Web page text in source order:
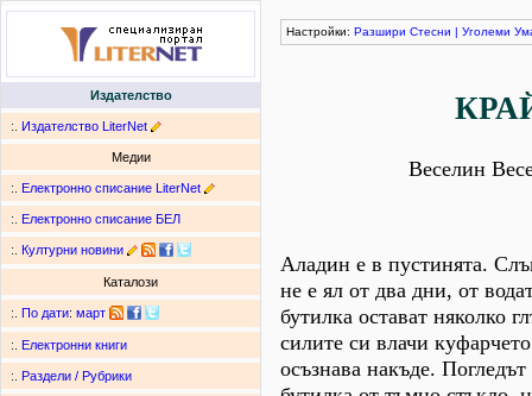
Издателство
:. Издателство LiterNet
Медии
:. Електронно списание LiterNet
:. Електронно списание БЕЛ
:. Културни новини
Каталози
:. По дати: март
:. Електронни книги
:. Раздели / Рубрики
Настройки: Разшири Стесни | Уголеми
Веселин
Аладин е в пустинята.
не е ял от два дни, от
бутилка остават няколко
силите си влачи
осъзнава накъде.